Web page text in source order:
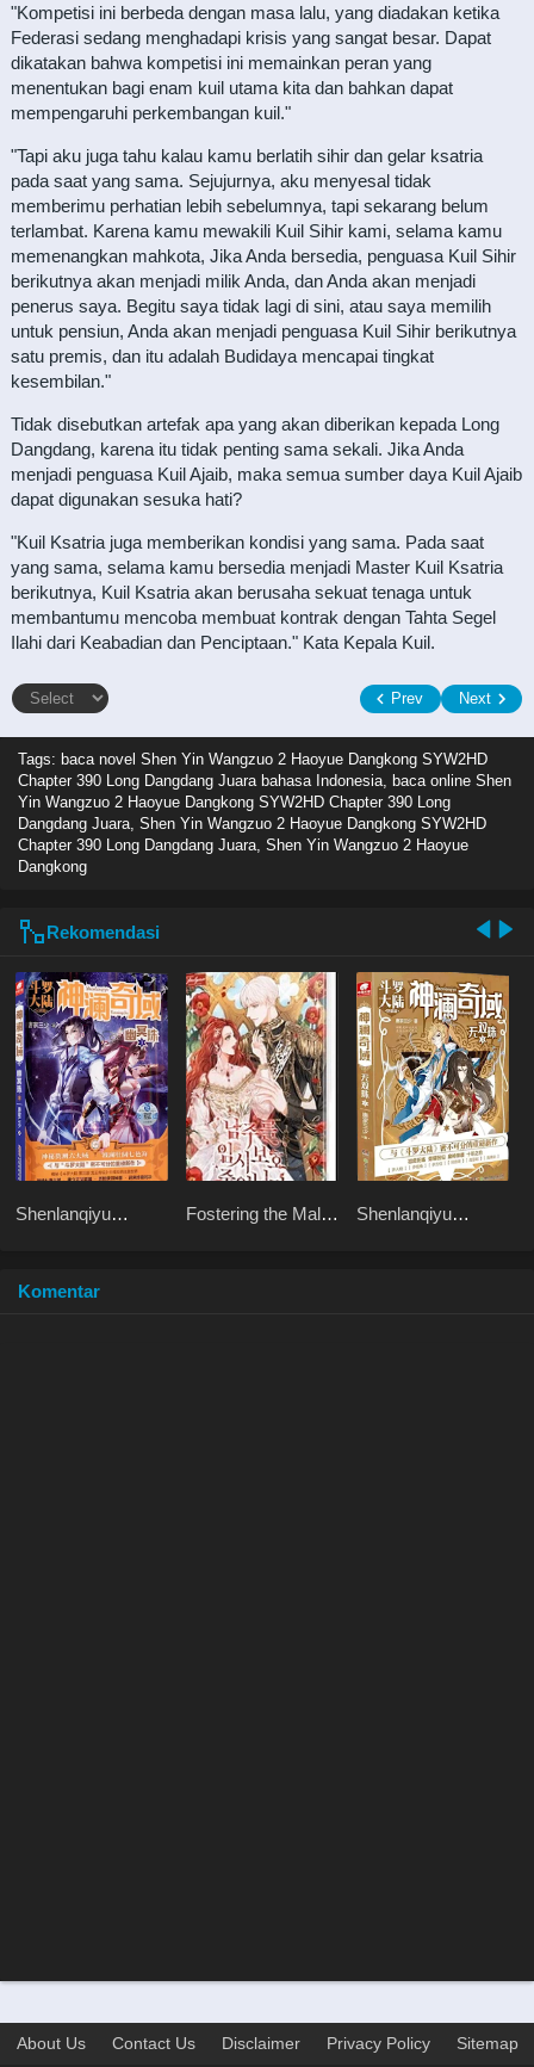
"Kompetisi ini berbeda dengan masa lalu, yang diadakan ketika
Federasi sedang menghadapi krisis yang sangat besar. Dapat
dikatakan bahwa kompetisi ini memainkan peran yang
menentukan bagi enam kuil utama kita dan bahkan dapat
mempengaruhi perkembangan kuil."
"Tapi aku juga tahu kalau kamu berlatih sihir dan gelar ksatria
pada saat yang sama. Sejujurnya, aku menyesal tidak
memberimu perhatian lebih sebelumnya, tapi sekarang belum
terlambat. Karena kamu mewakili Kuil Sihir kami, selama kamu
memenangkan mahkota, Jika Anda bersedia, penguasa Kuil Sihir
berikutnya akan menjadi milik Anda, dan Anda akan menjadi
penerus saya. Begitu saya tidak lagi di sini, atau saya memilih
untuk pensiun, Anda akan menjadi penguasa Kuil Sihir berikutnya
satu premis, dan itu adalah Budidaya mencapai tingkat
kesembilan."
Tidak disebutkan artefak apa yang akan diberikan kepada Long
Dangdang, karena itu tidak penting sama sekali. Jika Anda
menjadi penguasa Kuil Ajaib, maka semua sumber daya Kuil Ajaib
dapat digunakan sesuka hati?
"Kuil Ksatria juga memberikan kondisi yang sama. Pada saat
yang sama, selama kamu bersedia menjadi Master Kuil Ksatria
berikutnya, Kuil Ksatria akan berusaha sekuat tenaga untuk
membantumu mencoba membuat kontrak dengan Tahta Segel
Ilahi dari Keabadian dan Penciptaan." Kata Kepala Kuil.
Prev Next
Tags: baca novel Shen Yin Wangzuo 2 Haoyue Dangkong SYW2HD
Chapter 390 Long Dangdang Juara bahasa Indonesia, baca online Shen
Yin Wangzuo 2 Haoyue Dangkong SYW2HD Chapter 390 Long
Dangdang Juara, Shen Yin Wangzuo 2 Haoyue Dangkong SYW2HD
Chapter 390 Long Dangdang Juara, Shen Yin Wangzuo 2 Haoyue
Dangkong
Rekomendasi
Shenlanqiyu
Fostering the Male
Shenlanqiyu
Komentar
About Us Contact Us Disclaimer Privacy Policy Sitemap